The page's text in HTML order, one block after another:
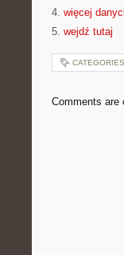
4. więcej
5. wejdź tutaj
Comments are